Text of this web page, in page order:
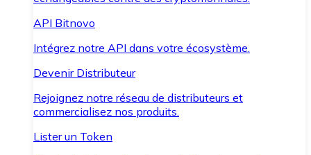
API Bitnovo
Intégrez notre API dans votre écosystème.
Devenir Distributeur
Rejoignez notre réseau de distributeurs et
commercialisez nos produits.
Lister un Token